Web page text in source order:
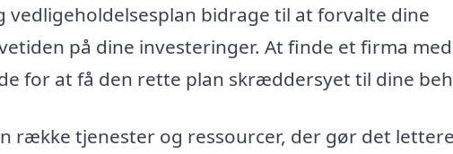
bidrage til at forvalte dine
på dine investeringer. At finde et firma med
for at få den rette plan skræddersyet til dine
række tjenester og ressourcer, der gør det